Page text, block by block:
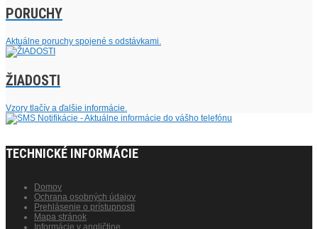
PORUCHY
Aktuálne poruchy spojené s odstávkami.
ŽIADOSTI
Vzory tlačív a ďalšie informácie.
TECHNICKÉ INFORMÁCIE
Domov
Ochrana osobných údajov
Prehlásenie o prístupnosti
Mapa stránok
Informácie v angličtine